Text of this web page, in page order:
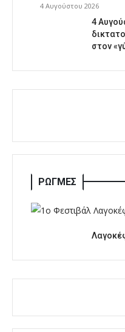
4 Αυγούστου 2026
4
στον
ΡΩΓΜΕΣ